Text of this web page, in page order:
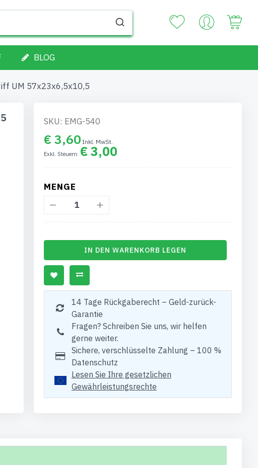
BLOG
UM 57x23x6,5x10,5
SKU: EMG-540
€ 3,60
€ 3,00
MENGE
IN DEN WARENKORB LEGEN
14 Tage Rückgaberecht – Geld-zurück-
Garantie
Fragen? Schreiben Sie uns, wir helfen
gerne weiter.
Sichere, verschlüsselte Zahlung – 100 %
Datenschutz
Lesen Sie Ihre gesetzlichen
Gewährleistungsrechte